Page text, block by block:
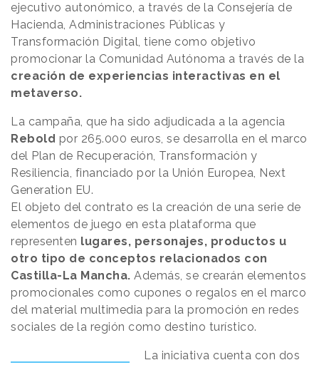
ejecutivo autonómico, a través de la Consejería de
Hacienda, Administraciones Públicas y
Transformación Digital, tiene como objetivo
promocionar la Comunidad Autónoma a través de la
creación de experiencias interactivas en el
metaverso.
La campaña, que ha sido adjudicada a la agencia
Rebold por 265.000 euros, se desarrolla en el marco
del Plan de Recuperación, Transformación y
Resiliencia, financiado por la Unión Europea, Next
Generation EU.
El objeto del contrato es la creación de una serie de
elementos de juego en esta plataforma que
representen lugares, personajes, productos u
otro tipo de conceptos relacionados con
Castilla-La Mancha. Además, se crearán elementos
promocionales como cupones o regalos en el marco
del material multimedia para la promoción en redes
sociales de la región como destino turístico.
La iniciativa cuenta con dos